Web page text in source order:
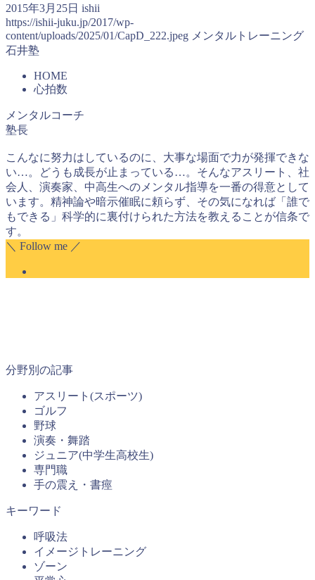
2015年3月25日 ishii
https://ishii-juku.jp/2017/wp-
content/uploads/2025/01/CapD_222.jpeg メンタルトレーニング
石井塾
HOME
心拍数
メンタルコーチ
塾長
こんなに努力はしているのに、大事な場面で力が発揮できな
い…。どうも成長が止まっている…。そんなアスリート、社
会人、演奏家、中高生へのメンタル指導を一番の得意として
います。精神論や暗示催眠に頼らず、その気になれば「誰で
もできる」科学的に裏付けられた方法を教えることが信条で
す。
＼ Follow me ／
分野別の記事
アスリート(スポーツ)
ゴルフ
野球
演奏・舞踏
ジュニア(中学生高校生)
専門職
手の震え・書痙
キーワード
呼吸法
イメージトレーニング
ゾーン